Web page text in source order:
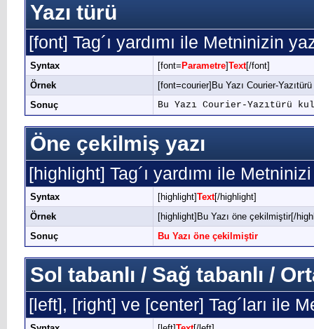
Yazı türü
[font] Tag´ı yardımı ile Metninizin
Syntax [font= Parametre]Text[/font]
Örnek
[font=courier]Bu Yazı Courier-
Sonuç
Bu Yazı Courier-Yazıtürü
Öne çekilmiş yazı
[highlight] Tag´ı yardımı ile
Syntax [highlight]Text[/highlight]
Örnek
[highlight]Bu Yazı öne çekilmiştir[/
Sonuç
Bu Yazı öne çekilmiştir
Sol tabanlı / Sağ tabanlı /
[left], [right] ve [center] Tag´ları ile